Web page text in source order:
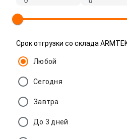
Срок отгрузки со склада
Любой
Сегодня
Завтра
До 3 дней